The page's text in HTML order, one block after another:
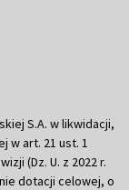
S.A. w likwidacji,
w art. 21 ust. 1
(Dz. U. z 2022 r.
dotacji celowej, o